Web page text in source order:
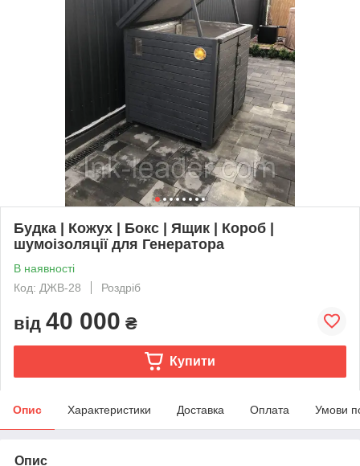
Будка | Кожух | Бокс | Ящик | Короб |
шумоізоляції для Генератора
В наявності
Код: ДЖВ-28
Роздріб
від 40 000 ₴
Купити
Опис Характеристики Доставка Оплата Умови
Опис